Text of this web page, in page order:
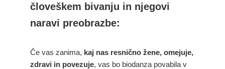
človeškem bivanju in njegovi
naravi preobrazbe:
Če vas zanima, kaj nas resnično žene, omejuje,
zdravi in povezuje, vas bo biodanza povabila v